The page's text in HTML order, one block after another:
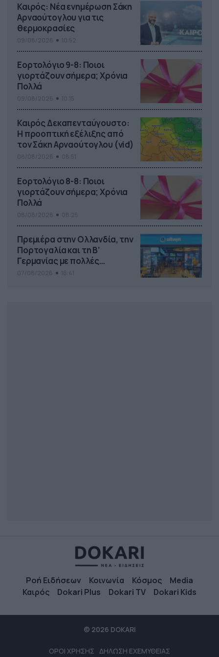
Καιρός: Νέα ενημέρωση Σάκη
Αρναούτογλου για τις
θερμοκρασίες
Εορτολόγιο 9-8: Ποιοι
γιορτάζουν σήμερα; Χρόνια
Πολλά
Καιρός Δεκαπενταύγουστο:
Η προοπτική εξέλιξης από
τον Σάκη Αρναούτογλου (vid)
Εορτολόγιο 8-8: Ποιοι
γιορτάζουν σήμερα; Χρόνια
Πολλά
Πρεμιέρα στην Ολλανδία, την
Πορτογαλία και τη Β’
Γερμανίας με πολλές
στοιχηματικές επιλογές από
Ροή Ειδήσεων Κοινωνία Κόσμος
Media
Καιρός
Dokari Plus Dokari TV Dokari Kids
© 2026 DOKARI
ΟΡΟΙ ΧΡΗΣΗΣ ΔΗΛΩΣΗ ΕΧΕΜΥΘΕΙΑΣ